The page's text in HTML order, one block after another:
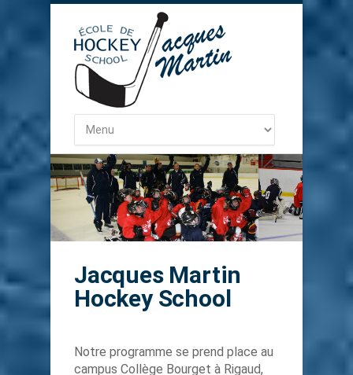
Jacques Martin
Hockey School
Notre programme se prend place au
campus Collège Bourget à Rigaud,